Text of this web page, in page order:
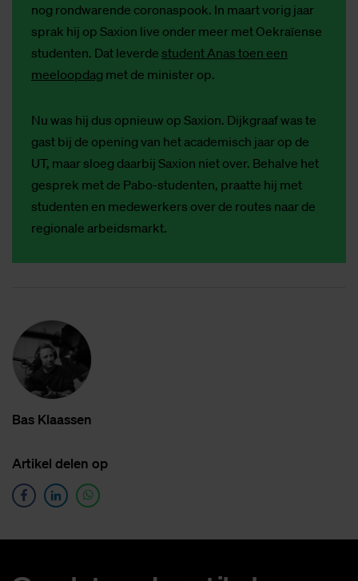
nog rondwarende coronaspook. In maart vorig jaar
sprak hij op Saxion live onder meer met Oekraïense
studenten. Dat leverde student Anas toen een
meeloopdag met de minister op.
Nu was hij dus opnieuw op Saxion. Dijkgraaf was te
gast bij de opening van het academisch jaar op de
UT, maar sloeg daarbij Saxion niet over. Behalve het
gesprek met de Pabo-studenten, praatte hij met
studenten en medewerkers over de routes naar de
regionale arbeidsmarkt.
Bas Klaas­sen
Ar­ti­kel de­len op